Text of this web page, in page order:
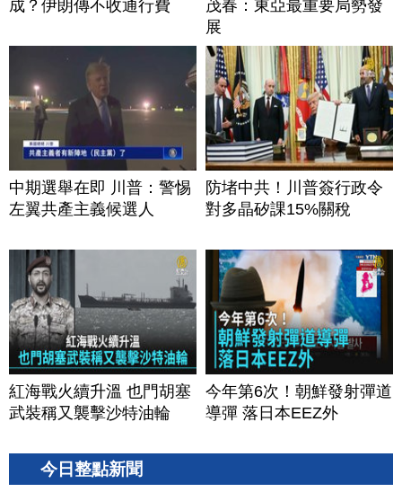
成？伊朗傳不收通行費
茂春：東亞最重要局勢發
展
中期選舉在即 川普：警惕
左翼共產主義候選人
防堵中共！川普簽行政令
對多晶矽課15%關稅
紅海戰火續升溫 也門胡塞
武裝稱又襲擊沙特油輪
今年第6次！朝鮮發射彈道
導彈 落日本EEZ外
今日整點新聞